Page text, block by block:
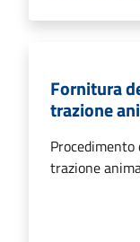
Fornitura
trazione
trazione